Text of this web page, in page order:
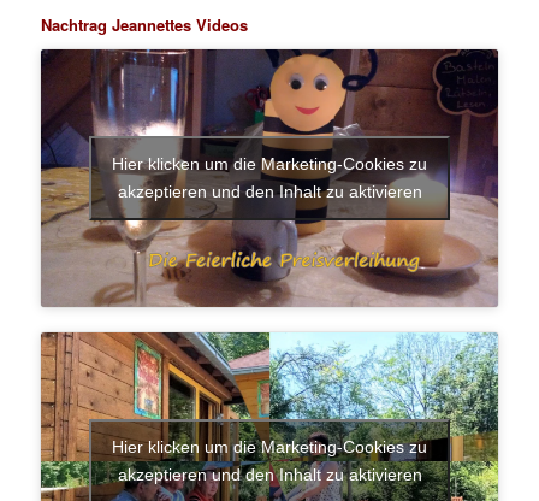
Nachtrag Jeannettes Videos
Hier klicken um die Marketing-Cookies zu
akzeptieren und den Inhalt zu aktivieren
Hier klicken um die Marketing-Cookies zu
akzeptieren und den Inhalt zu aktivieren